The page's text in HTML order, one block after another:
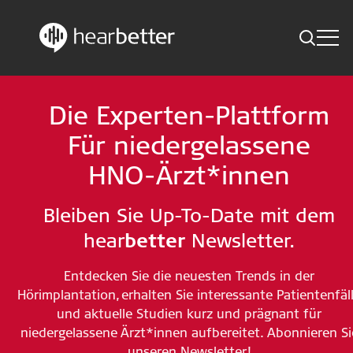
Toggle
Studien Kompakt
News
Jetzt abonnieren
German – Austria
Folge uns
Die Experten-Plattform
Für niedergelassene
HNO-Ärzt*innen
Bleiben Sie Up-To-Date mit dem
hearbetter Newsletter.
Entdecken Sie die neuesten Trends in der
Hörimplantation, erhalten Sie interessante
und aktuelle Studien kurz und prägnant für
niedergelassene Ärzt*innen aufbereitet. Abonnieren